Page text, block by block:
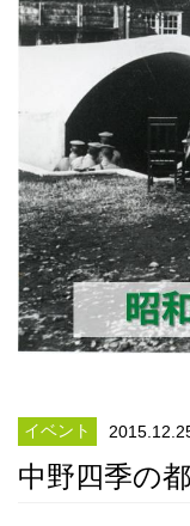
イベント
中野四季の